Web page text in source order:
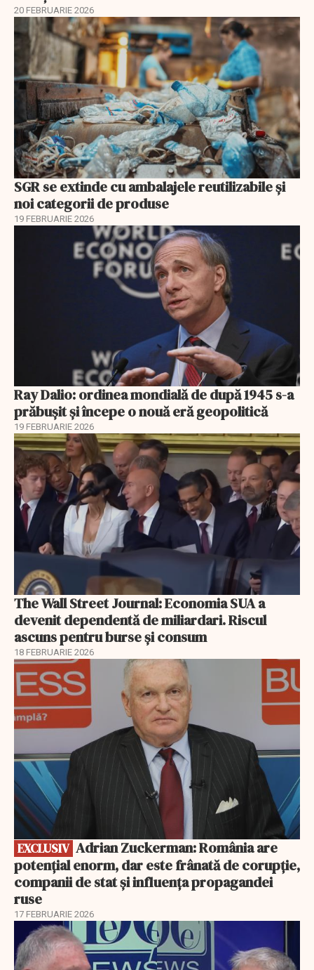
20 FEBRUARIE 2026
SGR se extinde cu ambalajele reutilizabile și
noi categorii de produse
19 FEBRUARIE 2026
Ray Dalio: ordinea mondială de după 1945 s-a
prăbușit și începe o nouă eră geopolitică
19 FEBRUARIE 2026
The Wall Street Journal: Economia SUA a
devenit dependentă de miliardari. Riscul
ascuns pentru burse și consum
18 FEBRUARIE 2026
EXCLUSIV
EXCLUSIV
potențial enorm, dar este frânată de corupție,
companii de stat și influența propagandei
ruse
17 FEBRUARIE 2026
EXCLUSIV